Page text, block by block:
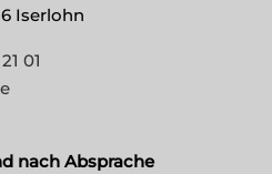
Iserlohn
01
nach Absprache